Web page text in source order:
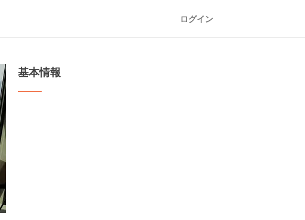
ログイン
基本情報